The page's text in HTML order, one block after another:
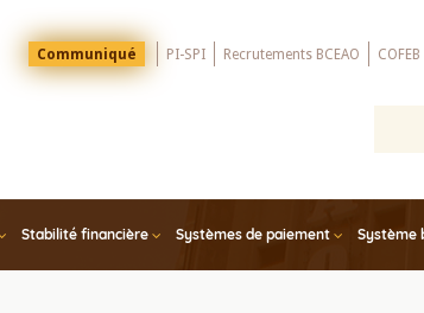
Menu
Top
Communiqué PI-SPI Recrutements BCEAO COFEB
Stabilité financière Systèmes de paiement Système